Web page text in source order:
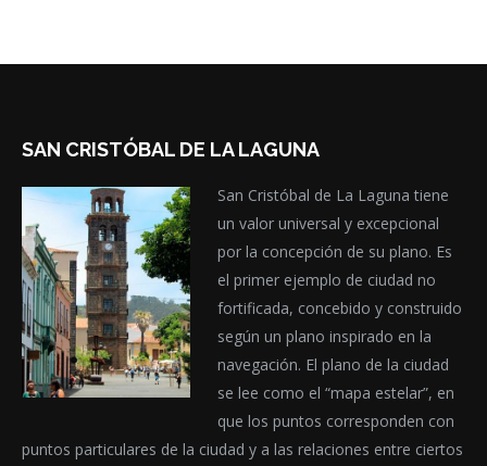
SAN CRISTÓBAL DE LA LAGUNA
San Cristóbal de La Laguna tiene
un valor universal y excepcional
por la concepción de su plano. Es
el primer ejemplo de ciudad no
fortificada, concebido y construido
según un plano inspirado en la
navegación. El plano de la ciudad
se lee como el “mapa estelar”, en
que los puntos corresponden con
puntos particulares de la ciudad y a las relaciones entre ciertos